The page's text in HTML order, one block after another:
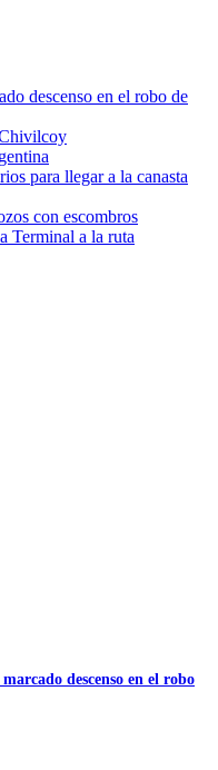
descenso en el robo de
para llegar a la canasta
con escombros
Terminal a la ruta
descenso en el robo